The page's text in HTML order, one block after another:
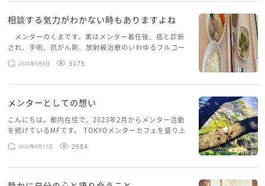
るいさん、あなたが抱える寂しさは「人とつながりた
い」という心の豊かさの裏返しです。どうかその気持
ちを責めず、やさしく受けとめてあげてくださいね。
て。
相談する気力がわかない時もありますよね
メンターのくまです。実はメンター着任後、癌と診断
され、手術、抗がん剤、放射線治療のいわゆるフルコー
スを体験していて、しばらくメンターカフェに来られて
いませんでした。体力だけでなく、気力も落ちパソコン
2026年5月8日 3175
メンターとしての想い
こんにちは。都内在住で、2023年2月からメンター活動
を続けているMFです。 TOKYOメンターカフェを盛り上
げたいという想いから、勇気を出して初めてブログを投
稿してみようと思います。少し自分のことを書いてみま
2026年3月17日 2684